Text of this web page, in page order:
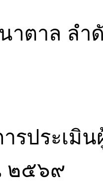
าตาล ลำ
รประเมิ
๒๕๖๙